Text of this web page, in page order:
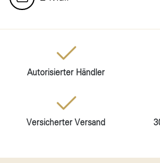
Autorisierter Händler
Versicherter Versand